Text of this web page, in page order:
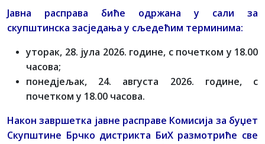
Јавнa расправа биће одржана у сали за
скупштинска засједања у сљедећим терминима:
уторак, 28. јула 2026. године, с почетком у 18.00
часова;
понедјељак, 24. августа 2026. године, с
почетком у 18.00 часова.
Након завршетка јавне расправе Комисија за буџет
Скупштине Брчко дистрикта БиХ размотриће све